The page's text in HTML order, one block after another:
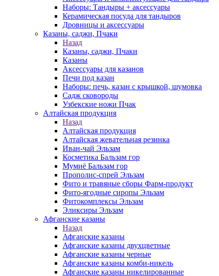
Наборы: Тандыры + аксессуары
Керамическая посуда для тандыров
Дровницы и аксессуары
Казаны, саджи, Пчаки
Назад
Казаны, саджи, Пчаки
Казаны
Аксессуары для казанов
Печи под казан
Наборы: печь, казан с крышкой, шумовка
Садж сковороды
Узбекские ножи Пчак
Алтайская продукция
Назад
Алтайская продукция
Алтайская жевательная резинка
Иван-чай Эльзам
Косметика Бальзам гор
Мумиё Бальзам гор
Прополис-спрей Эльзам
Фито и травяные сборы Фарм-продукт
Фито-ягодные сиропы Эльзам
Фитокомплексы Эльзам
Эликсиры Эльзам
Афганские казаны
Назад
Афганские казаны
Афганские казаны двухцветные
Афганские казаны черные
Афганские казаны комби-никель
Афганские казаны никелированные